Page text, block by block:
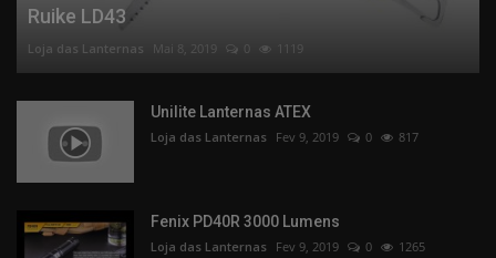
Ruike LD43
Loja das Lanternas Mai 8, 2019 0 1119
Unilite Lanternas ATEX
Loja das Lanternas Fev 9, 2019 0 817
Fenix PD40R 3000 Lumens
Loja das Lanternas Fev 9, 2019 0 1265